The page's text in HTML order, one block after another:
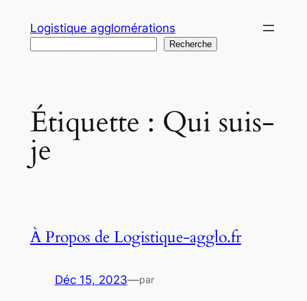
contenu
Logistique agglomérations
Recherche
Étiquette : Qui suis-
je
À Propos de Logistique-agglo.fr
Déc 15, 2023—par